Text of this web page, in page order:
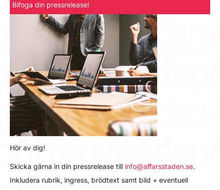
Bifoga din pressrelease!
Hör av dig!
Skicka gärna in din pressrelease till info@affarsstaden.se.
Inkludera rubrik, ingress, brödtext samt bild + eventuell